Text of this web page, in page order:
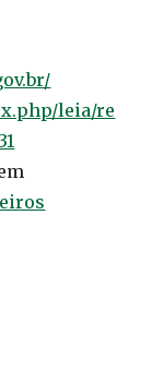
leia/re